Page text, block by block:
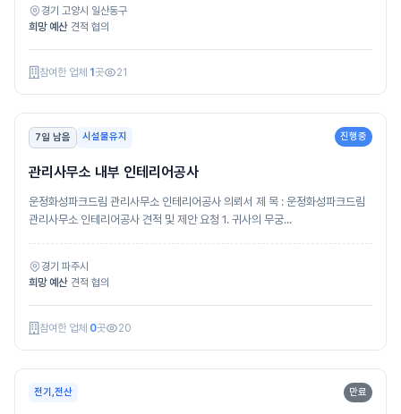
경기 고양시 일산동구
희망 예산 견적 협의
참여한 업체 1 곳 21
7일 남음 시설물유지 진행중
관리사무소 내부 인테리어공사
운정화성파크드림 관리사무소 인테리어공사 의뢰서 제 목 : 운정화성파크드림
관리사무소 인테리어공사 견적 및 제안 요청 1. 귀사의 무궁...
경기 파주시
희망 예산 견적 협의
참여한 업체 0곳 20
전기,전산 만료